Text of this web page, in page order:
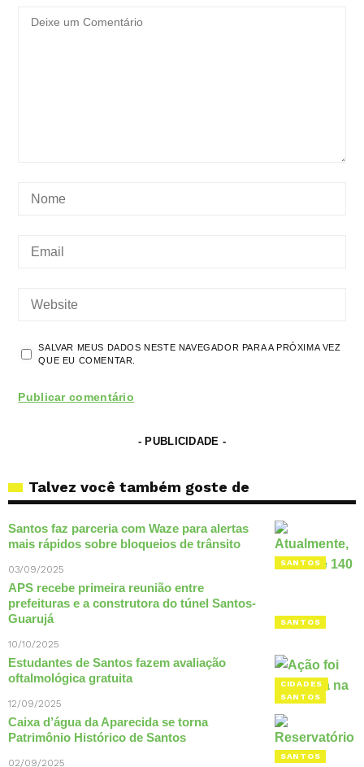
SALVAR MEUS DADOS NESTE NAVEGADOR PARA A PRÓXIMA VEZ
QUE EU COMENTAR.
- PUBLICIDADE -
Talvez você também goste de
SANTOS
Santos faz parceria com Waze para alertas
mais rápidos sobre bloqueios de trânsito
03/09/2025
SANTOS
APS recebe primeira reunião entre
prefeituras e a construtora do túnel Santos-
Guarujá
10/10/2025
CIDADES
SANTOS
Estudantes de Santos fazem avaliação
oftalmológica gratuita
12/09/2025
SANTOS
Caixa d’água da Aparecida se torna
Patrimônio Histórico de Santos
02/09/2025